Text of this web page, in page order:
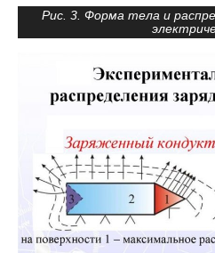
Рис. 3. Форма тела и